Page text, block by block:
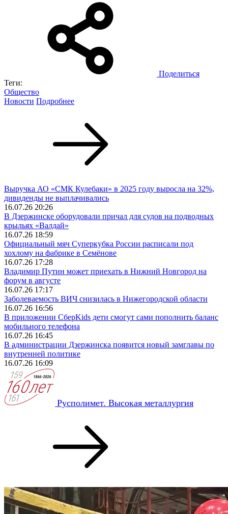
Поделиться
Теги:
Общество
Новости Подробнее
Выручка АО «СМК Кулебаки» в 2025 году выросла на 32%,
дивиденды не выплачивались
16.07.26 20:26
В Дзержинске оборудовали причал для судов на подводных
крыльях «Валдай»
16.07.26 18:59
Официальный мяч Суперкубка России расписали под
хохлому на фабрике в Семёнове
16.07.26 17:28
Владимир Путин может приехать в Нижний Новгород на
форум в августе
16.07.26 17:17
Заболеваемость ВИЧ снизилась в Нижегородской области
16.07.26 16:56
В приложении СберKids дети смогут сами пополнить баланс
мобильного телефона
16.07.26 16:45
В администрации Дзержинска появится новый замглавы по
внутренней политике
16.07.26 16:09
Русполимет. Высокая металлургия